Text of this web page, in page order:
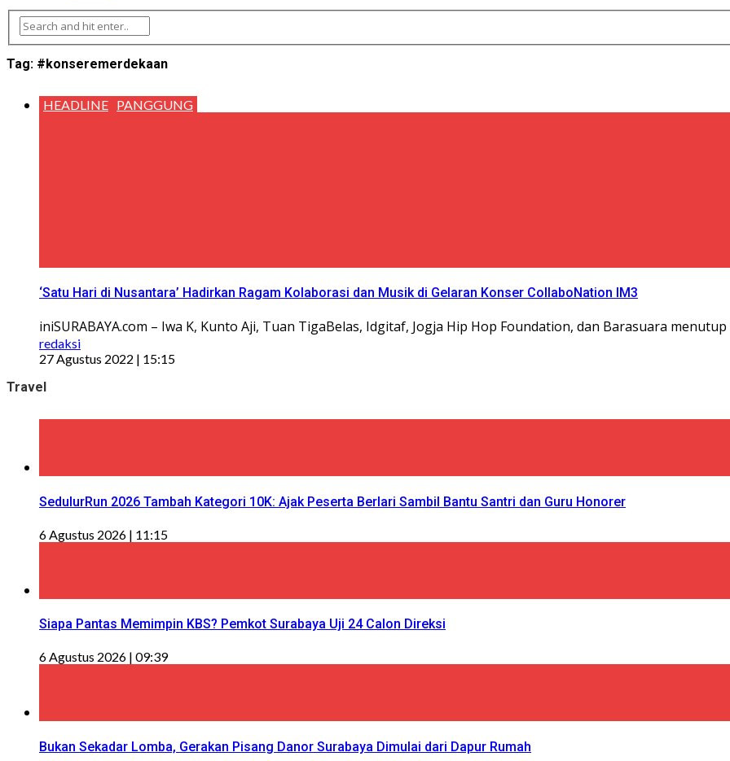
Tag: #konseremerdekaan
HEADLINE PANGGUNG
‘Satu Hari di Nusantara’ Hadirkan Ragam Kolaborasi dan Musik di Gelaran Konser CollaboNation IM3
iniSURABAYA.com – Iwa K, Kunto Aji, Tuan TigaBelas, Idgitaf, Jogja Hip Hop Foundation, dan Barasuara
redaksi
27 Agustus 2022 | 15:15
Travel
SedulurRun 2026 Tambah Kategori 10K: Ajak Peserta Berlari Sambil Bantu Santri dan Guru Honorer
6 Agustus 2026 | 11:15
Siapa Pantas Memimpin KBS? Pemkot Surabaya Uji 24 Calon Direksi
6 Agustus 2026 | 09:39
Bukan Sekadar Lomba, Gerakan Pisang Danor Surabaya Dimulai dari Dapur Rumah